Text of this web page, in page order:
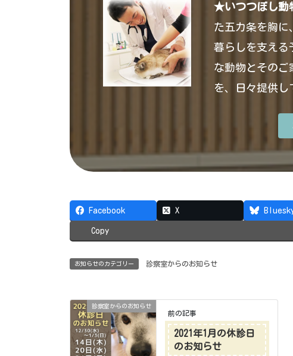
★いつつぼし動
た五カ条を胸に
暮らしを支える
な動物とそのご
を、日々提供し
Facebook X
Copy
お知らせのカテゴリー 診察室からのお知らせ
診察室からのお知らせ
前の記事
2021年1月の休診日
のお知らせ